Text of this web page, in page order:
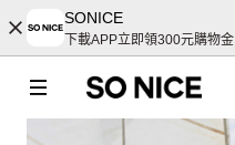
SONICE
下載APP立即領300元購物金